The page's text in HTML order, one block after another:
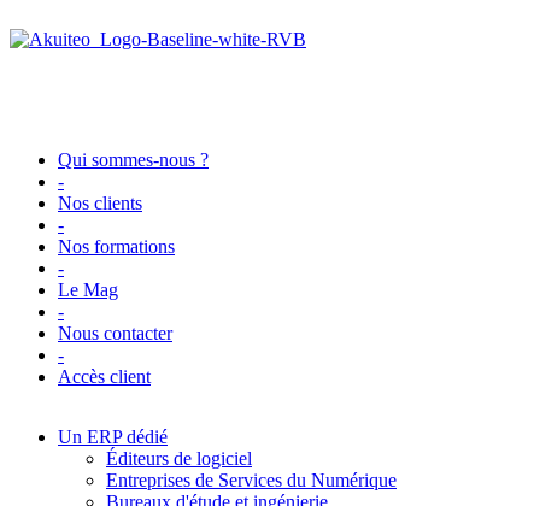
Qui sommes-nous ?
-
Nos clients
-
Nos formations
-
Le Mag
-
Nous contacter
-
Accès client
Un ERP dédié
Éditeurs de logiciel
Entreprises de Services du Numérique
Bureaux d'étude et ingénierie